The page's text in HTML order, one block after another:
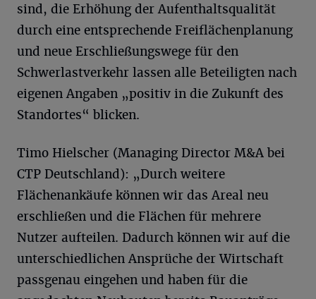
sind, die Erhöhung der Aufenthaltsqualität
durch eine entsprechende Freiflächenplanung
und neue Erschließungswege für den
Schwerlastverkehr lassen alle Beteiligten nach
eigenen Angaben „positiv in die Zukunft des
Standortes“ blicken.
Timo Hielscher (Managing Director M&A bei
CTP Deutschland): „Durch weitere
Flächenankäufe können wir das Areal neu
erschließen und die Flächen für mehrere
Nutzer aufteilen. Dadurch können wir auf die
unterschiedlichen Ansprüche der Wirtschaft
passgenau eingehen und haben für die